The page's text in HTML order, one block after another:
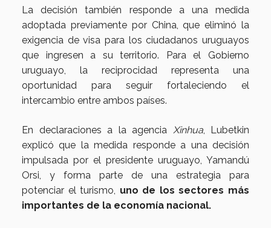
La decisión también responde a una medida
adoptada previamente por China, que eliminó la
exigencia de visa para los ciudadanos uruguayos
que ingresen a su territorio. Para el Gobierno
uruguayo, la reciprocidad representa una
oportunidad para seguir fortaleciendo el
intercambio entre ambos países.
En declaraciones a la agencia Xinhua, Lubetkin
explicó que la medida responde a una decisión
impulsada por el presidente uruguayo, Yamandú
Orsi, y forma parte de una estrategia para
potenciar el turismo, uno de los sectores más
importantes de la economía nacional.